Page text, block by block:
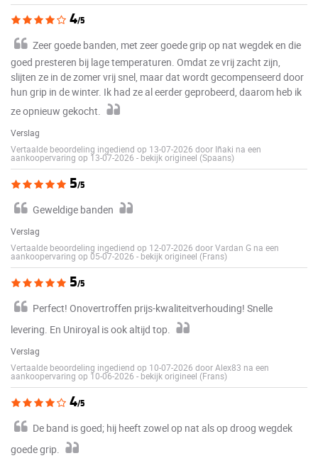
4/5
Zeer goede banden, met zeer goede grip op nat wegdek en die
goed presteren bij lage temperaturen. Omdat ze vrij zacht zijn,
slijten ze in de zomer vrij snel, maar dat wordt gecompenseerd door
hun grip in de winter. Ik had ze al eerder geprobeerd, daarom heb ik
ze opnieuw gekocht.
Verslag
Vertaalde beoordeling ingediend op 13-07-2026 door Iñaki na een
aankoopervaring op 13-07-2026 - bekijk origineel (Spaans)
5/5
Geweldige banden
Verslag
Vertaalde beoordeling ingediend op 12-07-2026 door Vardan G na een
aankoopervaring op 05-07-2026 - bekijk origineel (Frans)
5/5
Perfect! Onovertroffen prijs-kwaliteitverhouding! Snelle
levering. En Uniroyal is ook altijd top.
Verslag
Vertaalde beoordeling ingediend op 10-07-2026 door Alex83 na een
aankoopervaring op 10-06-2026 - bekijk origineel (Frans)
4/5
De band is goed; hij heeft zowel op nat als op droog wegdek
goede grip.